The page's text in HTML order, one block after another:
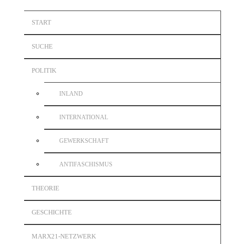
START
SUCHE
POLITIK
INLAND
INTERNATIONAL
GEWERKSCHAFT
ANTIFASCHISMUS
THEORIE
GESCHICHTE
MARX21-NETZWERK